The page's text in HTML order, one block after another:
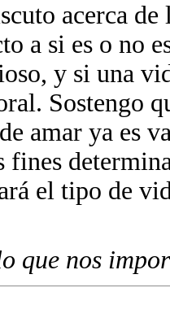
acerca
a si es o no
y si una
Sostengo
amar ya es
fines
el tipo de
que nos